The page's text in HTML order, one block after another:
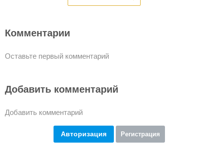
Комментарии
Оставьте первый комментарий
Добавить комментарий
Добавить комментарий
Авторизация Регистрация